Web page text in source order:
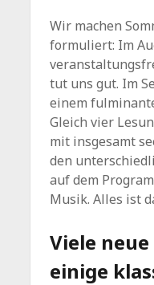
Wir machen
formuliert: Im
tut uns gut. Im
einem
Gleich vier
mit insgesamt
den
auf dem
Musik. Alles ist
Viele
einige